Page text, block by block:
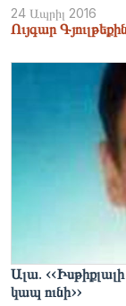
24 Ապրիլ 2016
Ույգար
Ալա.
կապ ունի››